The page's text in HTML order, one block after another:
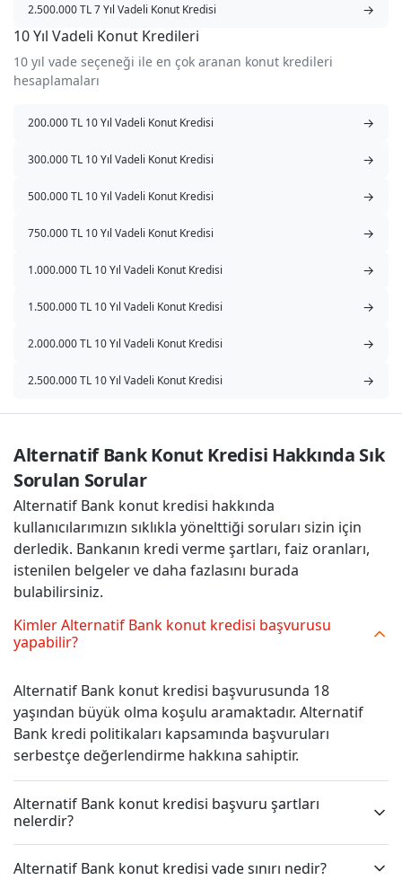
2.500.000 TL 7 Yıl Vadeli Konut Kredisi →
10 Yıl Vadeli Konut Kredileri
10 yıl vade seçeneği ile en çok aranan konut kredileri
hesaplamaları
200.000 TL 10 Yıl Vadeli Konut Kredisi →
300.000 TL 10 Yıl Vadeli Konut Kredisi →
500.000 TL 10 Yıl Vadeli Konut Kredisi →
750.000 TL 10 Yıl Vadeli Konut Kredisi →
1.000.000 TL 10 Yıl Vadeli Konut Kredisi →
1.500.000 TL 10 Yıl Vadeli Konut Kredisi →
2.000.000 TL 10 Yıl Vadeli Konut Kredisi →
2.500.000 TL 10 Yıl Vadeli Konut Kredisi →
Alternatif Bank Konut Kredisi Hakkında Sık
Sorulan Sorular
Alternatif Bank konut kredisi hakkında
kullanıcılarımızın sıklıkla yönelttiği soruları sizin için
derledik. Bankanın kredi verme şartları, faiz oranları,
istenilen belgeler ve daha fazlasını burada
bulabilirsiniz.
Kimler Alternatif Bank konut kredisi başvurusu
yapabilir?
Alternatif Bank konut kredisi başvurusunda 18
yaşından büyük olma koşulu aramaktadır. Alternatif
Bank kredi politikaları kapsamında başvuruları
serbestçe değerlendirme hakkına sahiptir.
Alternatif Bank konut kredisi başvuru şartları
nelerdir?
Alternatif Bank konut kredisi vade sınırı nedir?